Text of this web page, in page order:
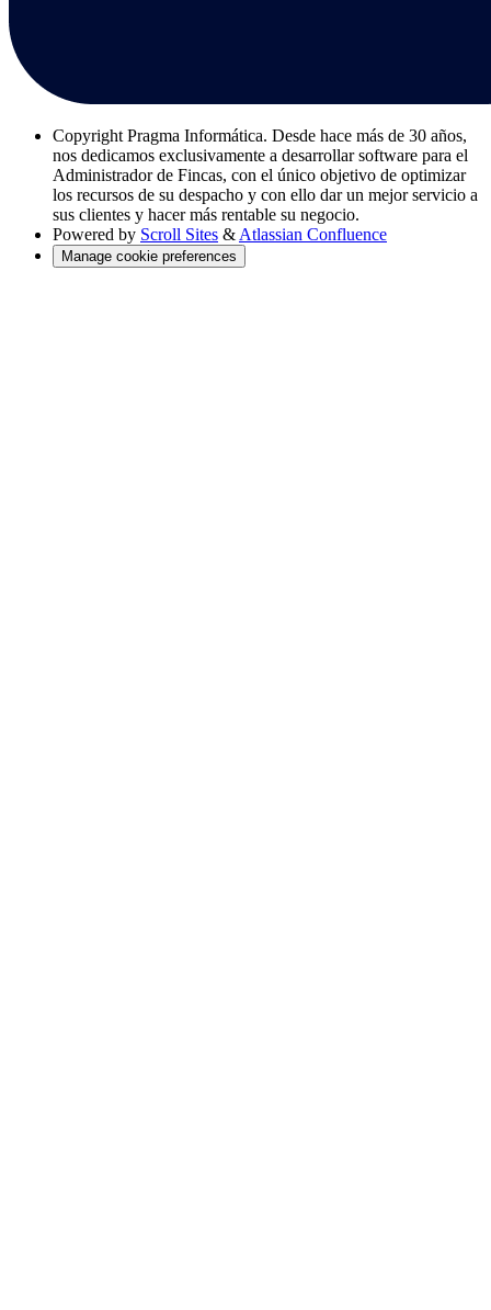
Copyright Pragma Informática. Desde hace más de 30 años,
nos dedicamos exclusivamente a desarrollar software para el
Administrador de Fincas, con el único objetivo de optimizar
los recursos de su despacho y con ello dar un mejor servicio a
sus clientes y hacer más rentable su negocio.
Powered by Scroll Sites & Atlassian Confluence
Manage cookie preferences